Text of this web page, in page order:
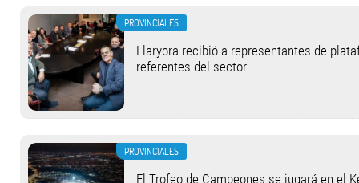
PROVINCIALES
Llaryora recibió a representantes de
referentes del sector
PROVINCIALES
El Trofeo de Campeones se jugará en el